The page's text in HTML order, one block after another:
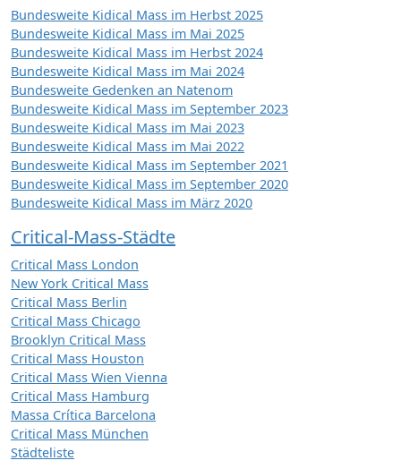
Bundesweite Kidical Mass im Herbst 2025
Bundesweite Kidical Mass im Mai 2025
Bundesweite Kidical Mass im Herbst 2024
Bundesweite Kidical Mass im Mai 2024
Bundesweite Gedenken an Natenom
Bundesweite Kidical Mass im September 2023
Bundesweite Kidical Mass im Mai 2023
Bundesweite Kidical Mass im Mai 2022
Bundesweite Kidical Mass im September 2021
Bundesweite Kidical Mass im September 2020
Bundesweite Kidical Mass im März 2020
Critical-Mass-Städte
Critical Mass London
New York Critical Mass
Critical Mass Berlin
Critical Mass Chicago
Brooklyn Critical Mass
Critical Mass Houston
Critical Mass Wien Vienna
Critical Mass Hamburg
Massa Crítica Barcelona
Critical Mass München
Städteliste